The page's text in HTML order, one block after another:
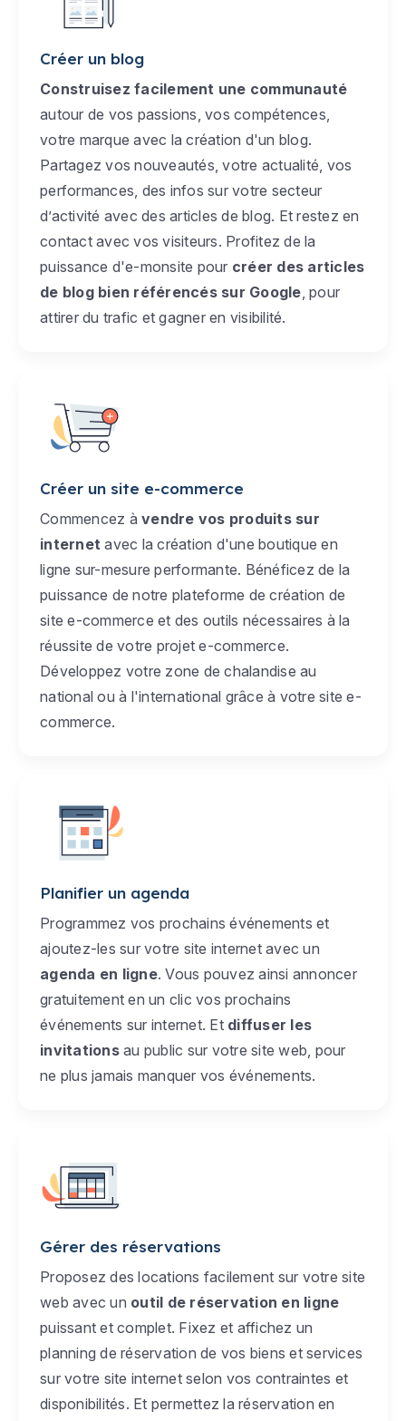
Créer un blog
Construisez facilement une communauté
autour de vos passions, vos compétences,
votre marque avec la création d'un blog.
Partagez vos nouveautés, votre actualité, vos
performances, des infos sur votre secteur
d’activité avec des articles de blog. Et restez en
contact avec vos visiteurs. Profitez de la
puissance d'e-monsite pour créer des articles
de blog bien référencés sur Google , pour
attirer du trafic et gagner en visibilité.
Créer un site e-commerce
Commencez à vendre vos produits sur
internet avec la création d'une boutique en
ligne sur-mesure performante. Bénéficez de la
puissance de notre plateforme de création de
site e-commerce et des outils nécessaires à la
réussite de votre projet e-commerce.
Développez votre zone de chalandise au
national ou à l'international grâce à votre site e-
commerce.
Planifier un agenda
Programmez vos prochains événements et
ajoutez-les sur votre site internet avec un
agenda en ligne. Vous pouvez ainsi annoncer
gratuitement en un clic vos prochains
événements sur internet. Et diffuser les
invitationsau public sur votre site web, pour
ne plus jamais manquer vos événements.
Gérer des réservations
Proposez des locations facilement sur votre site
web avec un outil de réservation en ligne
puissant et complet. Fixez et affichez un
planning de réservation de vos biens et services
sur votre site internet selon vos contraintes et
disponibilités. Et permettez la réservation en